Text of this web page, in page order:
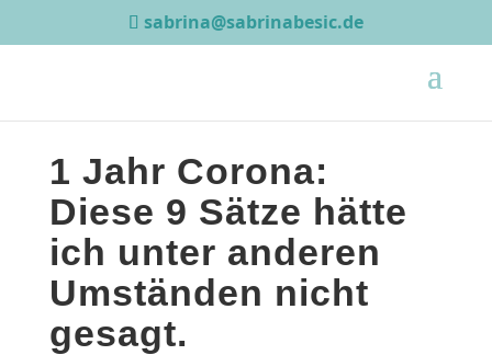
sabrina@sabrinabesic.de
1 Jahr Corona:
Diese 9 Sätze hätte
ich unter anderen
Umständen nicht
gesagt.